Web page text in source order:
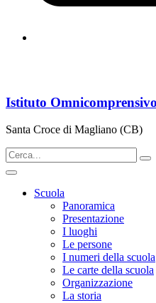
Istituto
Santa Croce di Magliano (CB)
Scuola
Panoramica
Presentazione
I luoghi
Le persone
I numeri della scuola
Le carte della scuola
Organizzazione
La storia